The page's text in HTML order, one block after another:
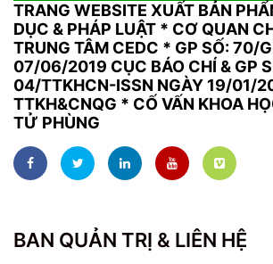
TRANG WEBSITE XUẤT BẢN
DỤC & PHÁP LUẬT * CƠ QUAN
TRUNG TÂM CEDC * GP SỐ: 70/
07/06/2019 CỤC BÁO CHÍ & GP
04/TTKHCN-ISSN NGÀY 19/01/
TTKH&CNQG * CỐ VẤN KHOA
TỬ PHÙNG
BAN QUẢN TRỊ & LIÊN HỆ